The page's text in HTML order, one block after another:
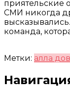
приятельские
СМИ никогда
команда,
Метки: алла